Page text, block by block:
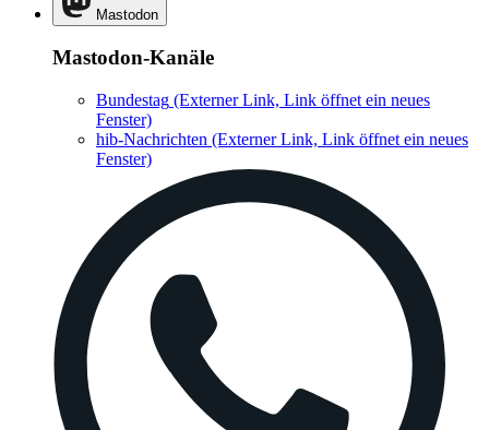
Mastodon
Mastodon-Kanäle
Bundestag (Externer Link, Link öffnet ein neues
Fenster)
hib-Nachrichten (Externer Link, Link öffnet ein neues
Fenster)